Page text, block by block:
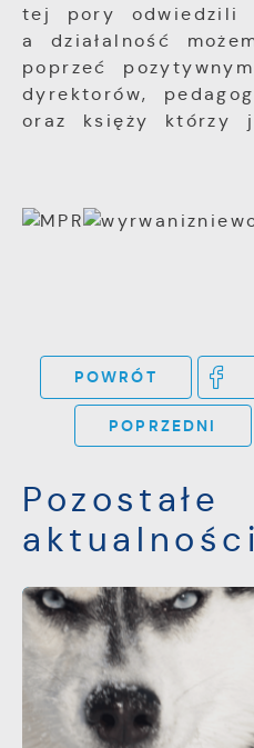
tej pory odwiedzili
a działalność
poprzeć
dyrektorów,
oraz księży którzy
POWRÓT
POPRZEDNI
Pozostałe
aktualności